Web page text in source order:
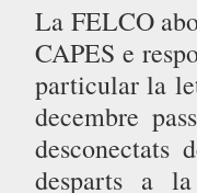
La FELCO
CAPES e
particular la
decembre
desparts a